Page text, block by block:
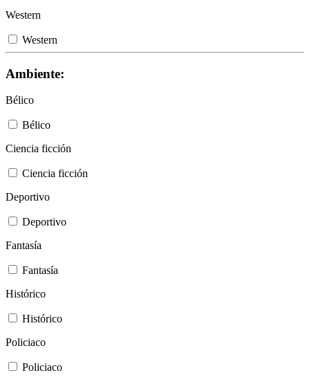
Western
Western
Ambiente:
Bélico
Bélico
Ciencia ficción
Ciencia ficción
Deportivo
Deportivo
Fantasía
Fantasía
Histórico
Histórico
Policiaco
Policiaco